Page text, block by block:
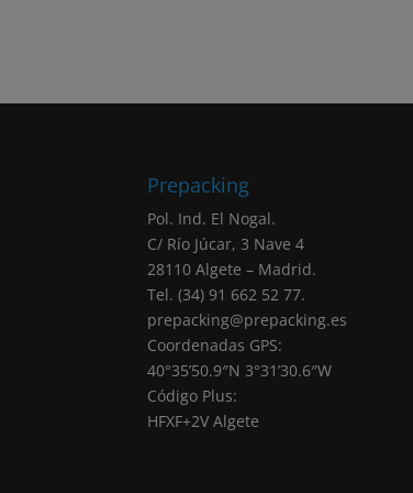
Prepacking
Pol. Ind. El Nogal.
C/ Río Júcar, 3 Nave 4
28110 Algete – Madrid.
Tel. (34) 91 662 52 77.
prepacking@prepacking.es
Coordenadas GPS:
40°35’50.9″N 3°31’30.6″W
Código Plus:
HFXF+2V Algete